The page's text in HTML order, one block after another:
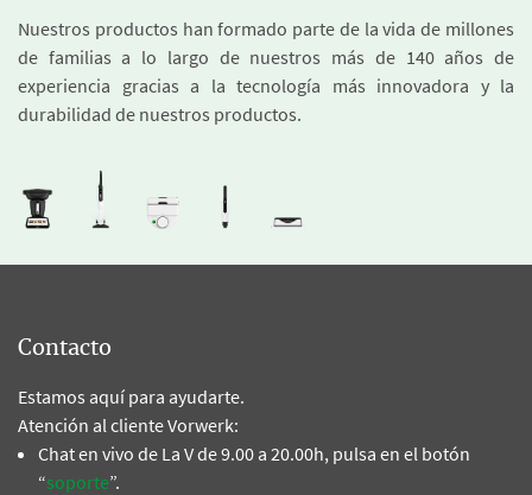
Nuestros productos han formado parte de la vida de millones
de familias a lo largo de nuestros más de 140 años de
experiencia gracias a la tecnología más innovadora y la
durabilidad de nuestros productos.
Contacto
Estamos aquí para ayudarte.
Atención al cliente Vorwerk:
Chat en vivo de La V de 9.00 a 20.00h, pulsa en el botón
“soporte”.